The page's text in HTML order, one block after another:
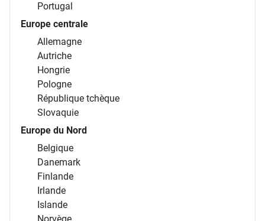
Portugal
Europe centrale
Allemagne
Autriche
Hongrie
Pologne
République tchèque
Slovaquie
Europe du Nord
Belgique
Danemark
Finlande
Irlande
Islande